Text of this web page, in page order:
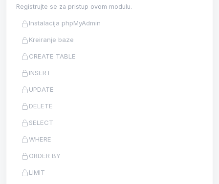
Registrujte se za pristup ovom modulu.
Instalacija phpMyAdmin
Kreiranje baze
CREATE TABLE
INSERT
UPDATE
DELETE
SELECT
WHERE
ORDER BY
LIMIT